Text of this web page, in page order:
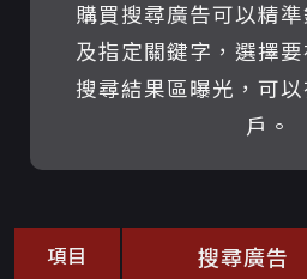
購買搜尋廣告可以精
及指定關鍵字，選擇
搜尋結果區曝光，可
戶。
項目 搜尋廣告